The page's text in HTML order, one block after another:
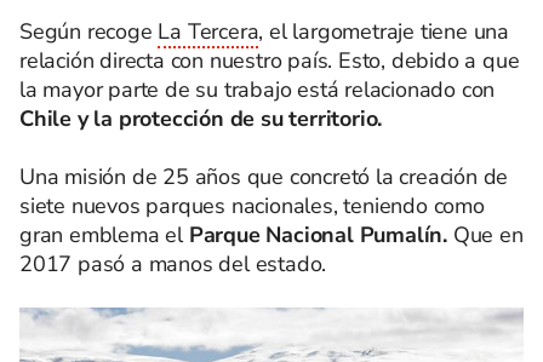
Según recoge La Tercera, el largometraje tiene una
relación directa con nuestro país. Esto, debido a que
la mayor parte de su trabajo está relacionado con
Chile y la protección de su territorio.
Una misión de 25 años que concretó la creación de
siete nuevos parques nacionales, teniendo como
gran emblema el Parque Nacional Pumalín. Que en
2017 pasó a manos del estado.